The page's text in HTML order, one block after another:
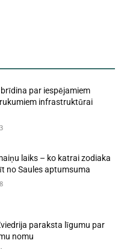
par iespējamiem
infrastruktūrai
laiks – ko katrai zodiaka
no Saules aptumsuma
paraksta līgumu par
nomu